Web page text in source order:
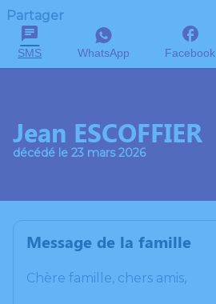
Partager
SMS WhatsApp Facebook
Jean ESCOFFIER
décédé le 23 mars 2026
Message de la famille
Chère famille, chers amis,